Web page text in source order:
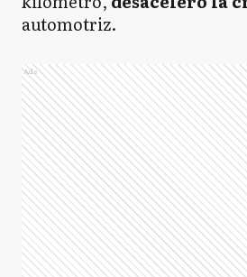
automotriz.
Ads